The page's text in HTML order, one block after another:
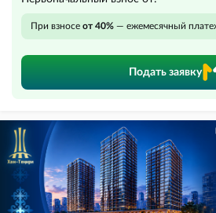
При взносе от 40% — ежемесячный
Подать заявку